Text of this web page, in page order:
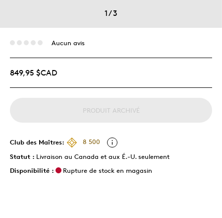
1/3
Aucun avis
849,95 $CAD
PRODUIT ARCHIVÉ
Club des Maîtres:
8 500
Statut : Livraison au Canada et aux É.-U. seulement
Disponibilité :
Rupture de stock en magasin